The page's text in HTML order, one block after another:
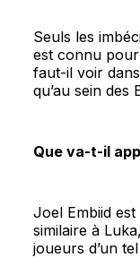
Seuls les
est connu
faut-il voir
qu’au sein des
Que va-t-il
Joel Embiid
similaire à
joueurs d’un